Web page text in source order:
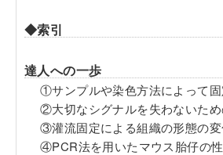
◆索引
達人への一歩
①サンプルや染色方法によって
②大切なシグナルを失わないた
③灌流固定による組織の形態の
④PCR法を用いたマウス胎仔の